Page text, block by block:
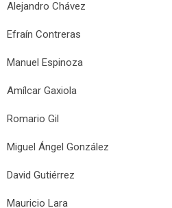
Alejandro Chávez
Efraín Contreras
Manuel Espinoza
Amílcar Gaxiola
Romario Gil
Miguel Ángel González
David Gutiérrez
Mauricio Lara